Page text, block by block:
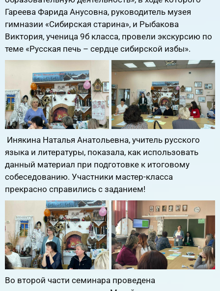
Гареева Фарида Анусовна, руководитель музея
гимназии «Сибирская старина», и Рыбакова
Виктория, ученица 9б класса, провели экскурсию по
теме «Русская печь – сердце сибирской избы».
Инякина Наталья Анатольевна, учитель русского
языка и литературы, показала, как использовать
данный материал при подготовке к итоговому
собеседованию. Участники мастер-класса
прекрасно справились с заданием!
Во второй части семинара проведена